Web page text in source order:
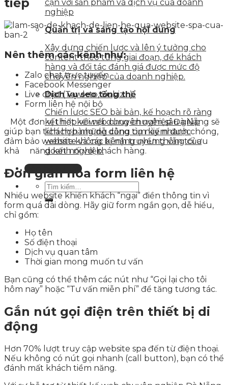
cận với sản phẩm và dịch vụ của doanh
nghiệp
Quản trị và sáng tạo nội dung
Xây dựng chiến lược và lên ý tưởng cho
content theo từng giai đoạn, để khách
hàng và đối tác đánh giá được mức độ
chuyên nghiệp của doanh nghiệp.
Dịch vụ seo tổng thể
Chiến lược SEO bài bản, kế hoạch rõ ràng
kết hợp với nội dung chuyên sâu giúp
khách hàng dễ dàng tìm kiếm được
website và các kênh truyền thông của
doanh nghiệp.
Liên hệ tư vấn
Nên thêm các kênh như:
Zalo chat trực tuyến
Facebook Messenger
Live chat (Tawk.to, Subiz…)
Form liên hệ nội bộ
Một đơn vị thiết kế web chuyên nghiệp Đà Nẵng sẽ
giúp bạn tích hợp những công cụ này nhanh chóng,
đảm bảo website không bị nặng nhưng vẫn tối ưu
khả năng kết nối với khách hàng.
Đơn giản hóa form liên hệ
Nhiều website khiến khách “ngại” điền thông tin vì
form quá dài dòng. Hãy giữ form ngắn gọn, dễ hiểu,
chỉ gồm:
Họ tên
Số điện thoại
Dịch vụ quan tâm
Thời gian mong muốn tư vấn
Bạn cũng có thể thêm các nút như “Gọi lại cho tôi
hôm nay” hoặc “Tư vấn miễn phí” để tăng tương tác.
Gắn nút gọi điện trên thiết bị di
động
Hơn 70% lượt truy cập website spa đến từ điện thoại.
Nếu không có nút gọi nhanh (call button), bạn có thể
đánh mất khách tiềm năng.